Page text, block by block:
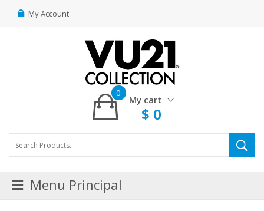
My Account
My cart
0
$ 0
Menu Principal